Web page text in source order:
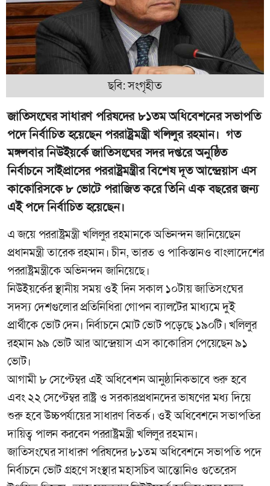
ছবি: সংগৃহীত
জাতিসংঘের সাধারণ পরিষদের ৮১তম অধিবেশনের সভাপতি
পদে নির্বাচিত হয়েছেন পররাষ্ট্রমন্ত্রী খলিলুর রহমান। গত
মঙ্গলবার নিউইয়র্কে জাতিসংঘের সদর দপ্তরে অনুষ্ঠিত
নির্বাচনে সাইপ্রাসের পররাষ্ট্রমন্ত্রীর বিশেষ দূত আন্দ্রেয়াস এস
কাকোরিসকে ৮ ভোটে পরাজিত করে তিনি এক বছরের জন্য
এই পদে নির্বাচিত হয়েছেন।
এ জয়ে পররাষ্ট্রমন্ত্রী খলিলুর রহমানকে অভিনন্দন জানিয়েছেন
প্রধানমন্ত্রী তারেক রহমান। চীন, ভারত ও পাকিস্তানও বাংলাদেশের
পররাষ্ট্রমন্ত্রীকে অভিনন্দন জানিয়েছে।
নিউইয়র্কের স্থানীয় সময় ওই দিন সকাল ১০টায় জাতিসংঘের
সদস্য দেশগুলোর প্রতিনিধিরা গোপন ব্যালটের মাধ্যমে দুই
প্রার্থীকে ভোট দেন। নির্বাচনে মোট ভোট পড়েছে ১৯০টি। খলিলুর
রহমান ৯৯ ভোট আর আন্দ্রেয়াস এস কাকোরিস পেয়েছেন ৯১
ভোট।
আগামী ৮ সেপ্টেম্বর এই অধিবেশন আনুষ্ঠানিকভাবে শুরু হবে
এবং ২২ সেপ্টেম্বর রাষ্ট্র ও সরকারপ্রধানদের ভাষণের মধ্য দিয়ে
শুরু হবে উচ্চপর্যায়ের সাধারণ বিতর্ক। ওই অধিবেশনে সভাপতির
দায়িত্ব পালন করবেন পররাষ্ট্রমন্ত্রী খলিলুর রহমান।
জাতিসংঘের সাধারণ পরিষদের ৮১তম অধিবেশনে সভাপতি পদে
নির্বাচনে ভোট গ্রহণে সংস্থার মহাসচিব আন্তোনিও গুতেরেস